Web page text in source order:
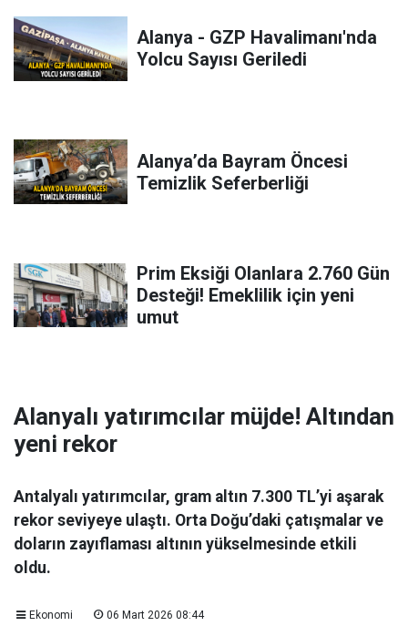
Alanya - GZP Havalimanı'nda
Yolcu Sayısı Geriledi
Alanya’da Bayram Öncesi
Temizlik Seferberliği
Prim Eksiği Olanlara 2.760 Gün
Desteği! Emeklilik için yeni
umut
Alanyalı yatırımcılar müjde! Altından
yeni rekor
Antalyalı yatırımcılar, gram altın 7.300 TL’yi aşarak
rekor seviyeye ulaştı. Orta Doğu’daki çatışmalar ve
doların zayıflaması altının yükselmesinde etkili
oldu.
Ekonomi 06 Mart 2026 08:44